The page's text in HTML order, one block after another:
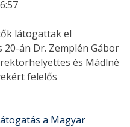
látogattak el
án Dr. Zemplén Gábor
és Mádlné
felelős
a Magyar